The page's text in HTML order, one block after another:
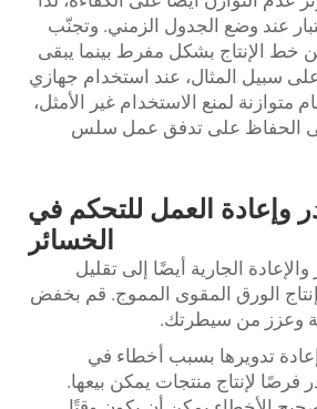
عند وضع الجدول الزمني. وتجنّب
خط الإنتاج بشكل مفرط بينما يبقى
على سبيل المثال، عند استخدام جهازي
متوازنة لمنع الاستخدام غير الأمثل،
الحفاظ على تدفق عمل سلس
وإعادة العمل للتحكم في
الخسائر
الجارية أيضًا إلى تقليل
إنتاج الورق المقوى المموج. قم بخفض
وعزز من سيطرتك.
تدويرها بسبب أخطاء في
فرصًا لإنتاج منتجات يمكن بيعها.